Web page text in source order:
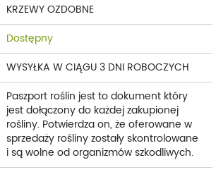
KRZEWY OZDOBNE
Dostępny
WYSYŁKA W CIĄGU 3 DNI ROBOCZYCH
Paszport roślin jest to dokument który
jest dołączony do każdej zakupionej
rośliny. Potwierdza on, że oferowane w
sprzedaży rośliny zostały skontrolowane
i są wolne od organizmów szkodliwych.